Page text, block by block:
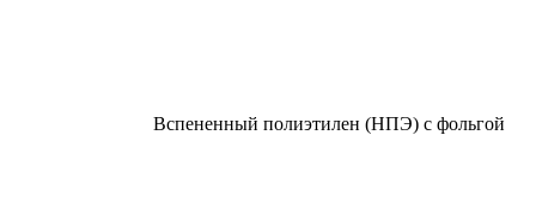
Вспененный полиэтилен (НПЭ) с фольгой